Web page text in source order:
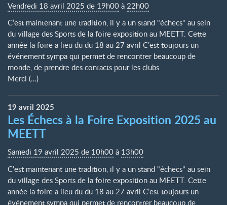
Vendredi 18 avril 2025 de 19h00 à 22h00
C’est maintenant une tradition, il y a un stand "échecs" au sein
du village des Sports de la foire exposition au MEETT. Cette
année la foire a lieu du du 18 au 27 avril C’est toujours un
événement sympa qui permet de rencontrer beaucoup de
monde, de prendre des contacts pour les clubs.
Merci (…)
19 avril 2025
Les Échecs à la Foire Exposition 2025 au
MEETT
Samedi 19 avril 2025 de 10h00 à 13h00
C’est maintenant une tradition, il y a un stand "échecs" au sein
du village des Sports de la foire exposition au MEETT. Cette
année la foire a lieu du du 18 au 27 avril C’est toujours un
événement sympa qui permet de rencontrer beaucoup de